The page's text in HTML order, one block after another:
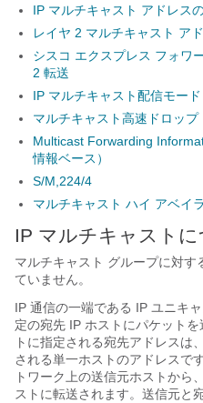
IP マルチキャスト アドレス
レイヤ 2 マルチキャスト ア
シスコ エクスプレス フォワ
2 転送
IP マルチキャスト配信モード
マルチキャスト高速ドロップ
Multicast Forwarding
情報ベース）
S/M,224/4
マルチキャスト ハイ アベイ
IP マルチキャストに
マルチキャスト グループに対
ていません。
IP 通信の一端である IP ユニキ
定の宛先 IP ホストにパケット
トに指定される宛先アドレスは
される単一ホストのアドレスで
トワーク上の送信元ホストから
ストに転送されます。送信元と